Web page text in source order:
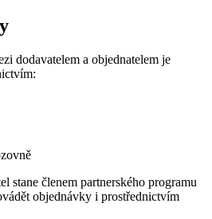
dodavatelem a objednatelem je
stane členem partnerského programu
objednávky i prostřednictvím